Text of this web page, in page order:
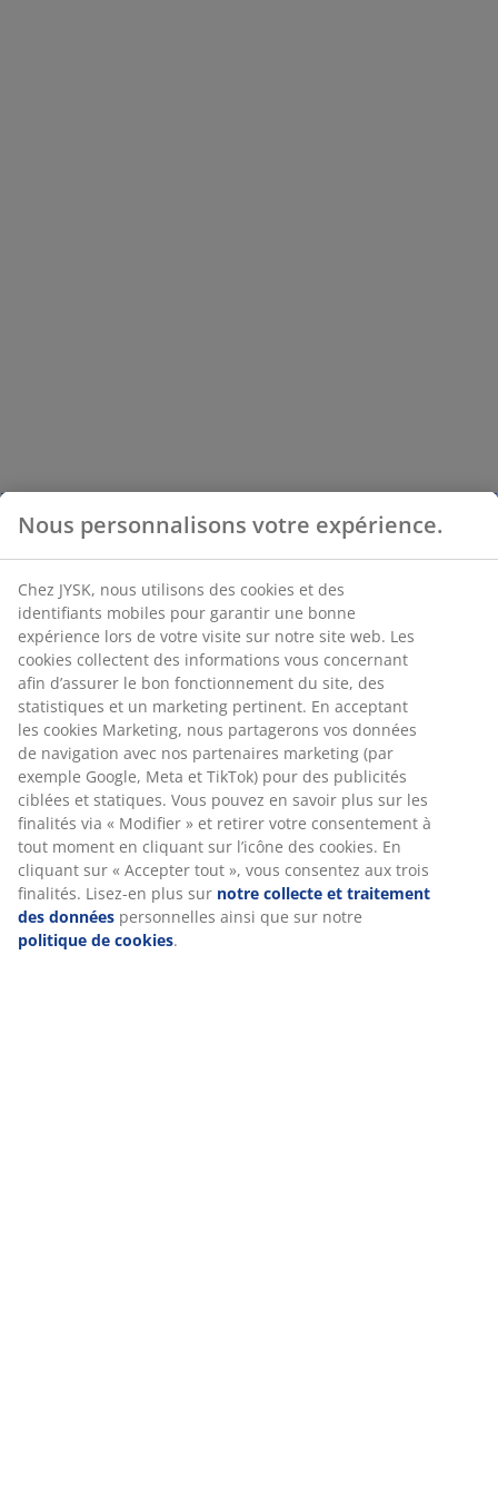
Nous personnalisons votre expérience.
Chez JYSK, nous utilisons des cookies et des
identifiants mobiles pour garantir une bonne
expérience lors de votre visite sur notre site web. Les
cookies collectent des informations vous concernant
afin d’assurer le bon fonctionnement du site, des
statistiques et un marketing pertinent. En acceptant
les cookies Marketing, nous partagerons vos données
de navigation avec nos partenaires marketing (par
exemple Google, Meta et TikTok) pour des publicités
ciblées et statiques. Vous pouvez en savoir plus sur les
finalités via « Modifier » et retirer votre consentement à
tout moment en cliquant sur l’icône des cookies. En
cliquant sur « Accepter tout », vous consentez aux trois
finalités. Lisez-en plus sur notre collecte et traitement
des données personnelles ainsi que sur notre
politique de cookies.